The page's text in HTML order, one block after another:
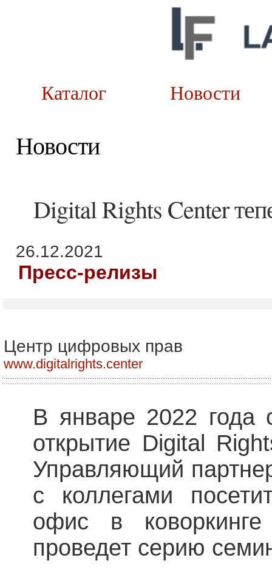
Каталог
Новости
Digital Rights Center
26.12.2021
Пресс-релизы
Центр цифровых прав
www.digitalrights.center
В январе 2022 года
открытие Digital
Управляющий
с коллегами
офис в
проведет серию